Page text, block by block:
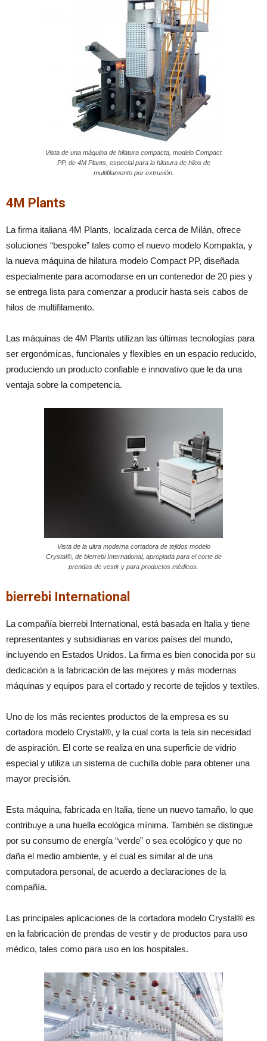
Vista de una máquina de hilatura compacta, modelo Compact
PP, de 4M Plants, especial para la hilatura de hilos de
multifilamento por extrusión.
4M Plants
La firma italiana 4M Plants, localizada cerca de Milán, ofrece
soluciones “bespoke” tales como el nuevo modelo Kompakta, y
la nueva máquina de hilatura modelo Compact PP, diseñada
especialmente para acomodarse en un contenedor de 20 pies y
se entrega lista para comenzar a producir hasta seis cabos de
hilos de multifilamento.
Las máquinas de 4M Plants utilizan las últimas tecnologías para
ser ergonómicas, funcionales y flexibles en un espacio reducido,
produciendo un producto confiable e innovativo que le da una
ventaja sobre la competencia.
Vista de la ultra moderna cortadora de tejidos modelo
Crystal®, de bierrebi International, apropiada para el corte de
prendas de vestir y para productos médicos.
bierrebi International
La compañía bierrebi International, está basada en Italia y tiene
representantes y subsidiarias en varios países del mundo,
incluyendo en Estados Unidos. La firma es bien conocida por su
dedicación a la fabricación de las mejores y más modernas
máquinas y equipos para el cortado y recorte de tejidos y textiles.
Uno de los más recientes productos de la empresa es su
cortadora modelo Crystal®, y la cual corta la tela sin necesidad
de aspiración. El corte se realiza en una superficie de vidrio
especial y utiliza un sistema de cuchilla doble para obtener una
mayor precisión.
Esta máquina, fabricada en Italia, tiene un nuevo tamaño, lo que
contribuye a una huella ecológica mínima. También se distingue
por su consumo de energía “verde” o sea ecológico y que no
daña el medio ambiente, y el cual es similar al de una
computadora personal, de acuerdo a declaraciones de la
compañía.
Las principales aplicaciones de la cortadora modelo Crystal® es
en la fabricación de prendas de vestir y de productos para uso
médico, tales como para uso en los hospitales.